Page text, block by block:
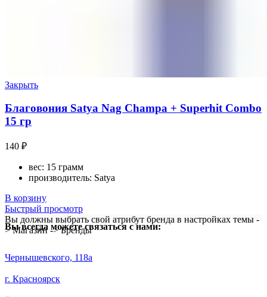
Закрыть
Благовония Satya Nag Champa + Superhit Combo
15 гр
140 ₽
вес: 15 грамм
производитель: Satya
В корзину
Быстрый просмотр
Вы должны выбрать свой атрибут бренда в настройках темы -
> Магазин -> Бренды
Вы всегда можете связаться с нами:
​Чернышевского, 118а
г. Красноярск